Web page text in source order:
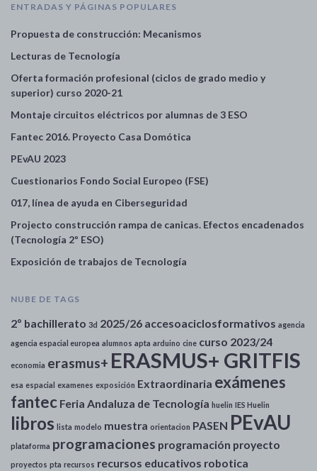
ENTRADAS Y PÁGINAS POPULARES
Propuesta de construcción: Mecanismos
Lecturas de Tecnología
Oferta formación profesional (ciclos de grado medio y
superior) curso 2020-21
Montaje circuitos eléctricos por alumnas de 3 ESO
Fantec 2016. Proyecto Casa Domótica
PEvAU 2023
Cuestionarios Fondo Social Europeo (FSE)
017, línea de ayuda en Ciberseguridad
Projecto construcción rampa de canicas. Efectos encadenados
(Tecnología 2º ESO)
Exposición de trabajos de Tecnología
NUBE DE TAGS
2º bachillerato 3d 2025/26 accesoaciclosformativos agencia
agencia espacial europea alumnos apta arduino cine curso 2023/24
economia erasmus+ ERASMUS+ GRITFIS
esa espacial examenes exposición Extraordinaria exámenes
fantec Feria Andaluza de Tecnología huelin IES Huelin
libros lista modelo muestra orientacion PASEN PEvAU
plataforma programaciones programación proyecto
proyectos pta recursos recursos educativos robotica